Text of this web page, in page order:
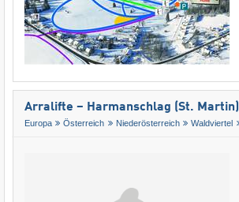
Arralifte – Harmanschlag (St. Martin)
Europa Österreich Niederösterreich Waldviertel